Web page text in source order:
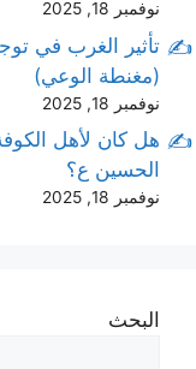
نوفمبر 18, 2025
تأثير الغرب في
(مغنطة الوعي)
نوفمبر 18, 2025
هل كان لأهل
الحسين ع؟
نوفمبر 18, 2025
البحث